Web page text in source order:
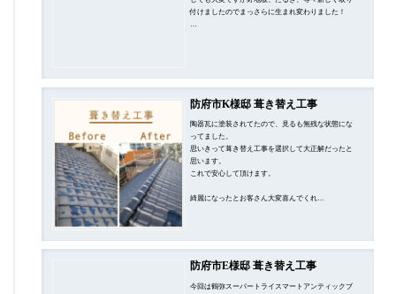
付けましたのでまっさらに生まれ変わりました！
…
防府市K様邸 葺き替え工事
陶器瓦に塗装されてたので、見るも無残な状態にな
ってました。
思いきって葺き替え工事を選択して大正解だったと
思います。
これで安心して頂けます。
綺麗になったとお客さん大変喜んでくれ…
防府市E様邸 葺き替え工事
今回は鶴弥スーパートライスマートアンティックブ